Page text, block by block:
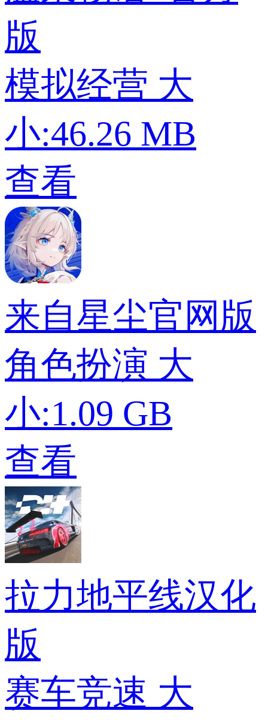
版
模拟经营 大
小:46.26 MB
查看
来自星尘官网版
角色扮演 大
小:1.09 GB
查看
拉力地平线汉化
版
赛车竞速 大